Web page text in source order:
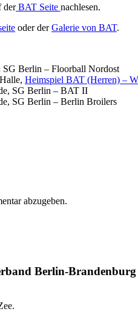
derBAT Seite nachlesen.
oder derGalerie von BAT.
SG Berlin – Floorball Nordost
Heimspiel BAT (Herren) –
SG Berlin – BAT II
SG Berlin – Berlin Broilers
abzugeben.
Berlin-Brandenburg